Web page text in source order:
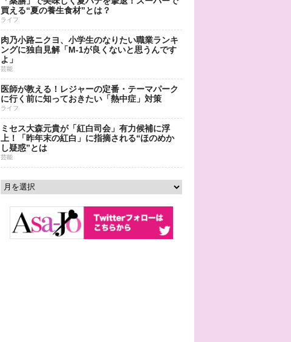
買える“夏の養生食材”とは？
ライフ
肉乃小路ニクヨ、小学生のなりたい職業ランキ
ングに独自見解「M-1が良くないと思うんです
よ」
芸能
医師が教える！レジャーの定番・テーマパーク
に行く前に知っておきたい「熱中症」対策
ライフ
ミセス大森元貴が「紅白司会」有力候補に浮
上！「昨年末の紅白」に指摘される“ほのめか
し疑惑”とは
芸能